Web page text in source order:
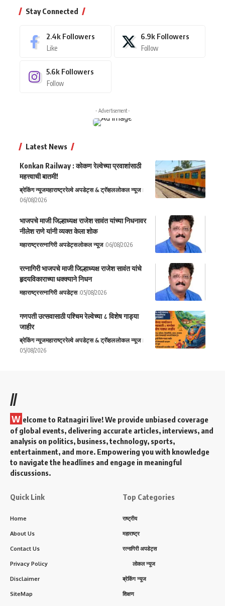
Stay Connected
2.4k Followers
Like
6.9k Followers
Follow
5.6k Followers
Follow
- Advertisement -
Latest News
Konkan Railway : कोकण रेल्वेच्या प्रवाशांसाठी
महत्त्वाची बातमी!
ब्रेकिंग न्यूजमहाराष्ट्ररेल्वे अपडेट्स & ट्रॅव्हललोकल न्यूज
06/08/2026
भाजपचे माजी जिल्हाध्यक्ष राजेश सावंत यांच्या निधनावर
नीलेश राणे यांनी व्यक्त केला शोक
महाराष्ट्ररत्नागिरी अपडेट्सलोकल न्यूज 06/08/2026
रत्नागिरी भाजपचे माजी जिल्हाध्यक्ष राजेश सावंत यांचे
हृदयविकाराच्या धक्क्याने निधन
महाराष्ट्ररत्नागिरी अपडेट्स 05/08/2026
गणपती उत्सवासाठी पश्चिम रेल्वेच्या ८ विशेष गाड्या
जाहीर
ब्रेकिंग न्यूजमहाराष्ट्ररेल्वे अपडेट्स & ट्रॅव्हललोकल न्यूज
05/08/2026
//
W elcome to Ratnagiri live! We provide unbiased coverage
of global events, delivering accurate articles, interviews, and
analysis on politics, business, technology, sports,
entertainment, and more. Empowering you with knowledge
to navigate the headlines and engage in meaningful
discussions.
Quick Link
Home
About Us
Contact Us
Privacy Policy
Disclaimer
SiteMap
Top Categories
राष्ट्रीय
महाराष्ट्र
रत्नागिरी अपडेट्स
लोकल न्यूज
ब्रेकिंग न्यूज
शिक्षण